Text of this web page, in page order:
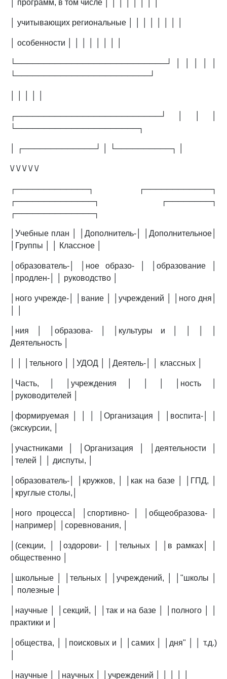
│ программ, в том числе │ │ │ │ │ │ │ │
│ учитывающих региональные │ │ │ │ │ │ │ │
│ особенности │ │ │ │ │ │ │ │
└───────────────────────────┘ │ │ │ │ │
└────────────────────────┘
┌──────────────────────────┘ │ │ │
└──────────────────────┐
│ ┌─────────────┘ │ └──────────┐ │
\/ \/ \/ \/ \/
┌─────────────┐ ┌────────────┐
┌──────────────┐ ┌────────┐
┌──────────────┐
│Учебные план │ │Дополнитель-│ │Дополнительное│
│Группы │ │ Классное │
│образователь-│ │ное образо- │ │образование │
│продлен-│ │ руководство │
│ного учрежде-│ │вание │ │учреждений │ │ного дня│
│ния │ │образова- │ │культуры и │ │ │ │
Деятельность │
│ │ │тельного │ │УДОД │ │Деятель-│ │ классных │
│Часть, │ │учреждения │ │ │ │ность │
│руководителей │
│формируемая │ │ │ │Организация │ │воспита-│ │
(экскурсии, │
│участниками │ │Организация │ │деятельности │
│телей │ │ диспуты, │
│образователь-│ │кружков, │ │как на базе │ │ГПД, │
│круглые столы,│
│ного процесса│ │спортивно- │ │общеобразова- │
│например│ │соревнования, │
│(секции, │ │оздорови- │ │тельных │ │в рамках│ │
общественно │
│школьные │ │тельных │ │учреждений, │ │"школы │
│ полезные │
│научные │ │секций, │ │так и на базе │ │полного │ │
практики и │
│общества, │ │поисковых и │ │самих │ │дня" │ │ т.д.)
│научные │ │научных │ │учреждений │ │ │ │ │